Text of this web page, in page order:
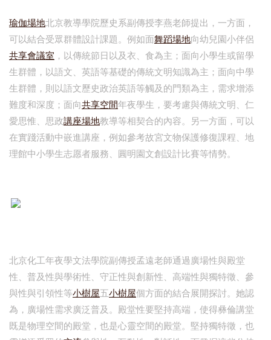
瑜伽場地北京教導學院歷史系副傳授李燕老師提出，一方面，
可以結合受眾群體設計課題。例如面舞蹈場地向幼兒園小伴侶
共享會議室 ，以傳統節日以及衣、食為主；面向小學生或留學
生群體，以語文、英語等基礎的傳統文明知識為主；面向中學
生群體，則以語文歷史政治英語等觸及的門類為主，需求增添
難度和深度；面向共享空間年夜學生，要考慮與傳統文明、仁
愛思惟、思政講座場地教導等相契合的內容。另一方面，可以
在實踐活動中嵌進講座，例如參考故宮文物保護修復課程、地
理館中小學生志愿者服務、圓明園文創設計比賽等情勢。
北京化工年夜學文法學院副傳授孟遠老師通過廣場性與殿堂
性、普及性與學術性、守正性與創新性、高端性與獨特徵、參
與性與引領性等小樹屋五小樹屋個方面的結合展開探討。她認
為，廣場性需求廣泛普及。殿堂性要堅持高端，使得彝倫講堂
既是物理空間的殿堂，也是心靈空間的殿堂。堅持獨特徵，也